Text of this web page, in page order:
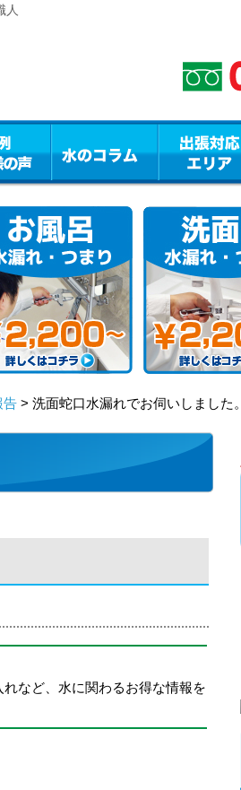
人
告 > 洗面蛇口水漏れでお伺いしました。
など、水に関わるお得な情報を